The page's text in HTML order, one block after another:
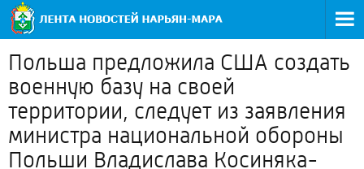
Польша предложила США создать
военную базу на своей
территории, следует из заявления
министра национальной обороны
Польши Владислава Косиняка-